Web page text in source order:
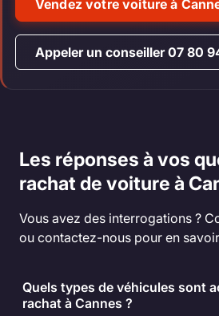
Vendez votre voiture à
Appeler un conseiller 07 80
Les réponses à vos
rachat de voiture à
Vous avez des interrogations ?
ou contactez-nous pour en
Quels types de véhicules sont
rachat à Cannes ?